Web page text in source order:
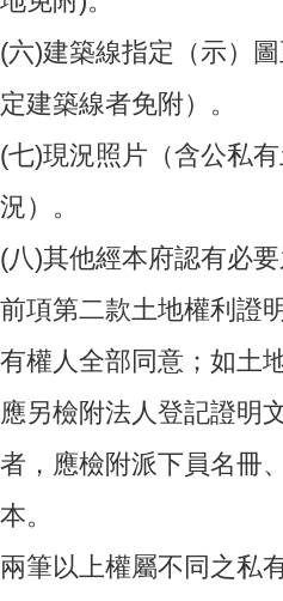
(六)建築線指定（示）
定建築線者免附）。
(七)現況照片（含公私
況）。
(八)其他經本府認有必要
前項第二款土地權利證
有權人全部同意；如土
應另檢附法人登記證明
者，應檢附派下員名冊
本。
兩筆以上權屬不同之私